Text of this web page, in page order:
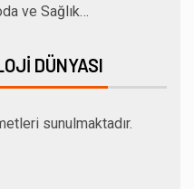
ve Sağlık…
DÜNYASI
sunulmaktadır.